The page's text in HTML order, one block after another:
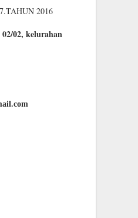
2016
02, kelurahan